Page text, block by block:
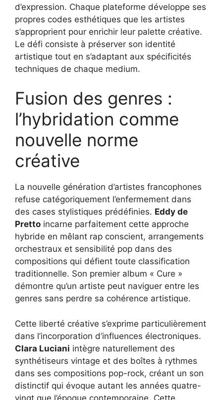
d’expression. Chaque plateforme développe ses
propres codes esthétiques que les artistes
s’approprient pour enrichir leur palette créative.
Le défi consiste à préserver son identité
artistique tout en s’adaptant aux spécificités
techniques de chaque medium.
Fusion des genres :
l’hybridation comme
nouvelle norme
créative
La nouvelle génération d’artistes francophones
refuse catégoriquement l’enfermement dans
des cases stylistiques prédéfinies. Eddy de
Pretto incarne parfaitement cette approche
hybride en mêlant rap conscient, arrangements
orchestraux et sensibilité pop dans des
compositions qui défient toute classification
traditionnelle. Son premier album « Cure »
démontre qu’un artiste peut naviguer entre les
genres sans perdre sa cohérence artistique.
Cette liberté créative s’exprime particulièrement
dans l’incorporation d’influences électroniques.
Clara Luciani intègre naturellement des
synthétiseurs vintage et des boîtes à rythmes
dans ses compositions pop-rock, créant un son
distinctif qui évoque autant les années quatre-
vingt que l’époque contemporaine. Cette